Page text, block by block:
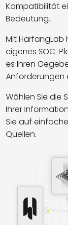
Kompatibilität
Bedeutung.
Mit HarfangLab
eigenes SOC-
es Ihren
Anforderungen
Wählen Sie die
Ihrer
Sie auf
Quellen.